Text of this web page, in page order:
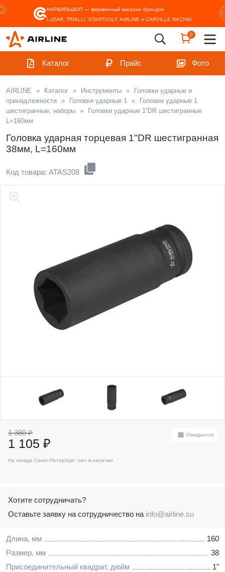
КАРВИЛЬШОП — фирменный магазин брендов
LUZAR, TRIALLI, STARTVOLT, AIRLINE и CARVILLE RACING
0
Каталог Прайс Фото
AIRLINE » Каталог » Инструменты »
Головки ударные и
принадлежности » Головки ударные 1 »
Головки ударные 1
шестигранные, наборы »
Головки ударные 1''DR шестигранные
L=160мм
Головка ударная торцевая 1"DR шестигранная
38мм, L=160мм
Код товара: ATAS208
Длина, мм
160
Размер, мм
38
Присоединительный квадрат, дюйм
1"
1 380 ₽
1 105 ₽
Ожидается
На складе Санкт-Петербург :нет в наличии
Хотите сотрудничать?
Оставьте заявку на сотрудничество на info@airline.su